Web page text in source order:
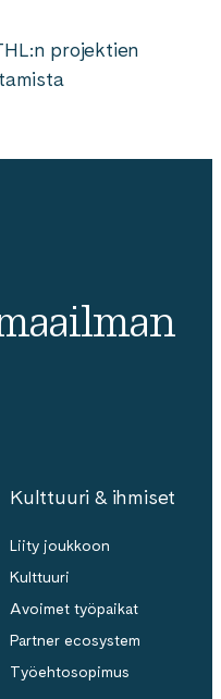
projektien
Kulttuuri & ihmiset
Liity joukkoon
Kulttuuri
Avoimet työpaikat
Partner ecosystem
Työehtosopimus